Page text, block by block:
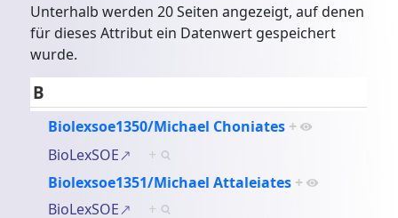
Unterhalb werden 20 Seiten angezeigt, auf denen
für dieses Attribut ein Datenwert gespeichert
wurde.
B
Biolexsoe1350/Michael Choniates +
BioLexSOE
+
Biolexsoe1351/Michael Attaleiates +
BioLexSOE
+